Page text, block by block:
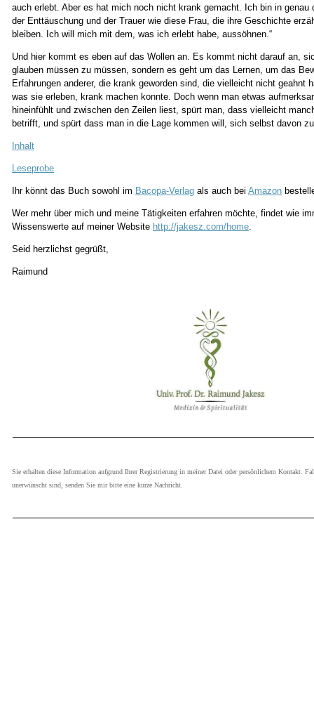
auch erlebt. Aber es hat mich noch nicht krank gemacht. Ich bin in genau
der Enttäuschung und der Trauer wie diese Frau, die ihre Geschichte
bleiben. Ich will mich mit dem, was ich erlebt habe, aussöhnen.“
Und hier kommt es eben auf das Wollen an. Es kommt nicht darauf an,
glauben müssen zu müssen, sondern es geht um das Lernen, um das
Erfahrungen anderer, die krank geworden sind, die vielleicht nicht geahnt
was sie erleben, krank machen konnte. Doch wenn man etwas
hineinfühlt und zwischen den Zeilen liest, spürt man, dass vielleicht
betrifft, und spürt dass man in die Lage kommen will, sich selbst davon
Inhalt
Leseprobe
Ihr könnt das Buch sowohl im Bacopa-Verlag als auch bei Amazon
Wer mehr über mich und meine Tätigkeiten erfahren möchte, findet wie
Wissenswerte auf meiner Website http://jakesz.com/home.
Seid herzlichst gegrüßt,
Raimund
Sie erhalten diese Information aufgrund Ihrer Registrierung in meiner Datei oder persönlichem Kontakt.
unerwünscht sind, senden Sie mir bitte eine kurze Nachricht.